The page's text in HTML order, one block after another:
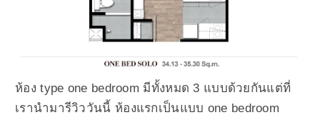
ห้อง type one bedroom มีทั้งหมด 3 แบบด้วยกันแต่ที่
เรานำมารีวิววันนี้ ห้องแรกเป็นแบบ one bedroom